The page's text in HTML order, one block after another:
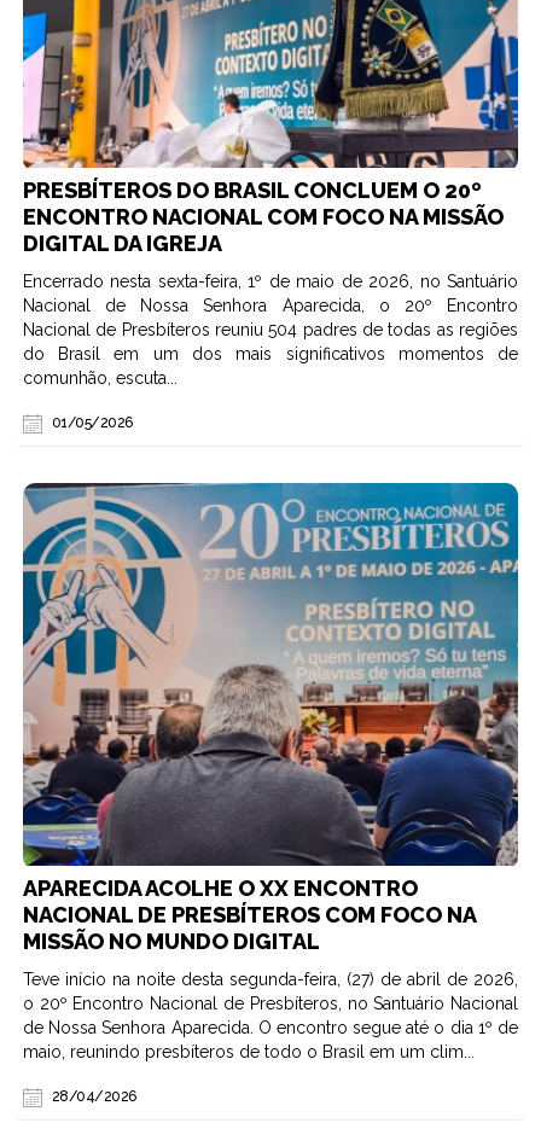
PRESBÍTEROS DO BRASIL CONCLUEM O 20º
ENCONTRO NACIONAL COM FOCO NA MISSÃO
DIGITAL DA IGREJA
Encerrado nesta sexta-feira, 1º de maio de 2026, no Santuário
Nacional de Nossa Senhora Aparecida, o 20º Encontro
Nacional de Presbíteros reuniu 504 padres de todas as regiões
do Brasil em um dos mais significativos momentos de
comunhão, escuta...
01/05/2026
APARECIDA ACOLHE O XX ENCONTRO
NACIONAL DE PRESBÍTEROS COM FOCO NA
MISSÃO NO MUNDO DIGITAL
Teve início na noite desta segunda-feira, (27) de abril de 2026,
o 20º Encontro Nacional de Presbíteros, no Santuário Nacional
de Nossa Senhora Aparecida. O encontro segue até o dia 1º de
maio, reunindo presbíteros de todo o Brasil em um clim...
28/04/2026